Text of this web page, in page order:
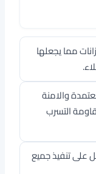
مما يجعلها
والامنة
التسرب
تنفيذ جميع